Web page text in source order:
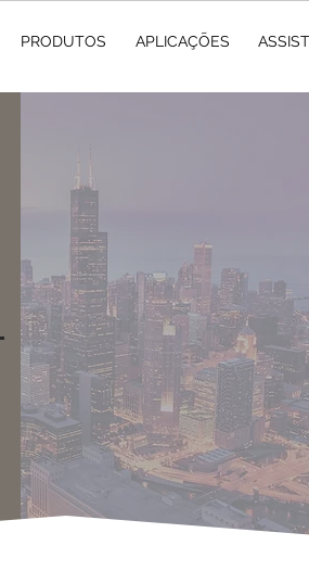
PRODUTOS APLICAÇÕES